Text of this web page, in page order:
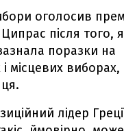
оголосив
Ципрас після того,
поразки на
місцевих
лідер